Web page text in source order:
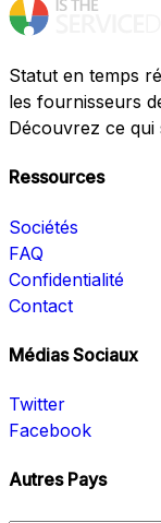
Statut en temps
les fournisseurs
Découvrez ce qui
Ressources
Sociétés
FAQ
Confidentialité
Contact
Médias Sociaux
Twitter
Facebook
Autres Pays